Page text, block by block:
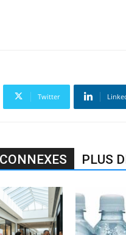
Twitter
PLUS